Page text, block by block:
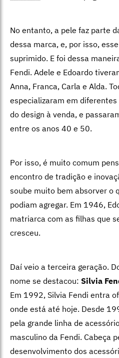
No entanto, a pele faz parte
dessa marca, e, por isso,
suprimido. E foi dessa
Fendi. Adele e Edoardo
Anna, Franca, Carla e Alda.
especializaram em
do design à venda, e
entre os anos 40 e 50.
Por isso, é muito comum
encontro de tradição e
soube muito bem absorver o
podiam agregar. Em 1946,
matriarca com as filhas que
cresceu.
Daí veio a terceira geração.
nome se destacou: Silvia
Em 1992, Silvia Fendi entra
onde está até hoje. Desde
pela grande linha de
masculino da Fendi. Cabeça
desenvolvimento dos